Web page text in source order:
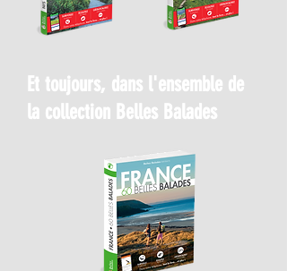
Et toujours, dans l'ensemble de
la collection Belles Balades